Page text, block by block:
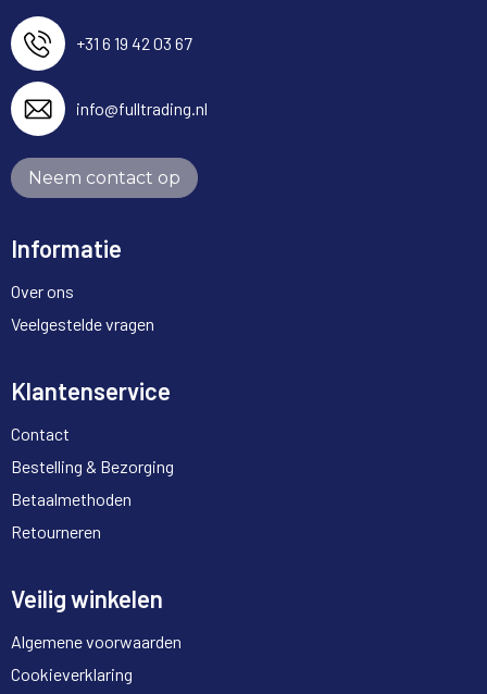
+31 6 19 42 03 67
info@fulltrading.nl
Neem contact op
Informatie
Over ons
Veelgestelde vragen
Klantenservice
Contact
Bestelling & Bezorging
Betaalmethoden
Retourneren
Veilig winkelen
Algemene voorwaarden
Cookieverklaring